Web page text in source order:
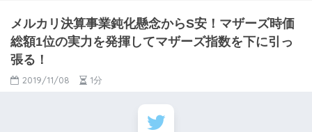
メルカリ決算事業鈍化懸念からS安！マザーズ時価
総額1位の実力を発揮してマザーズ指数を下に引っ
張る！
2019/11/08 1分